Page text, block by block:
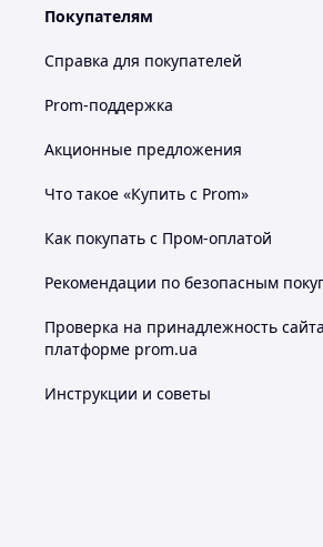
Покупателям
Справка для покупателей
Prom-поддержка
Акционные предложения
Что такое «Купить с Prom»
Как покупать с Пром-оплатой
Рекомендации по безопасным
Проверка на принадлежность
платформе prom.ua
Инструкции и советы